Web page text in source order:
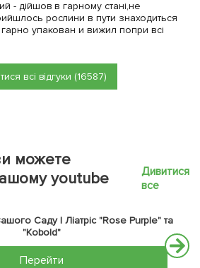
- дійшов в гарному стані,не
рослини в пути знаходиться
упакован и вижил попри всі
всі відгуки (16587)
можете
youtube
Дивитися
все
Саду | Ліатріс "Rose Purple" та
"Kobold"
Перейти